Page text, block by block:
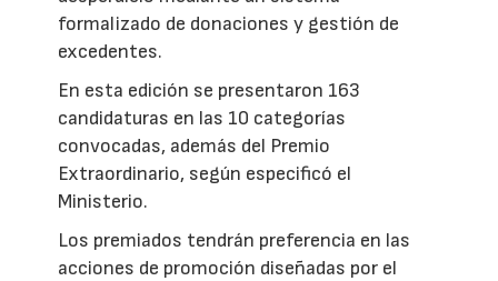
formalizado de donaciones y gestión de
excedentes.
En esta edición se presentaron 163
candidaturas en las 10 categorías
convocadas, además del Premio
Extraordinario, según especificó el
Ministerio.
Los premiados tendrán preferencia en las
acciones de promoción diseñadas por el